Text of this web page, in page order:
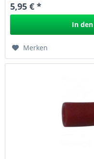
5,95 € *
In den
Merken